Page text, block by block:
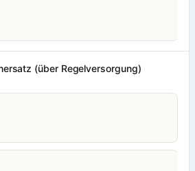
(über Regelversorgung)